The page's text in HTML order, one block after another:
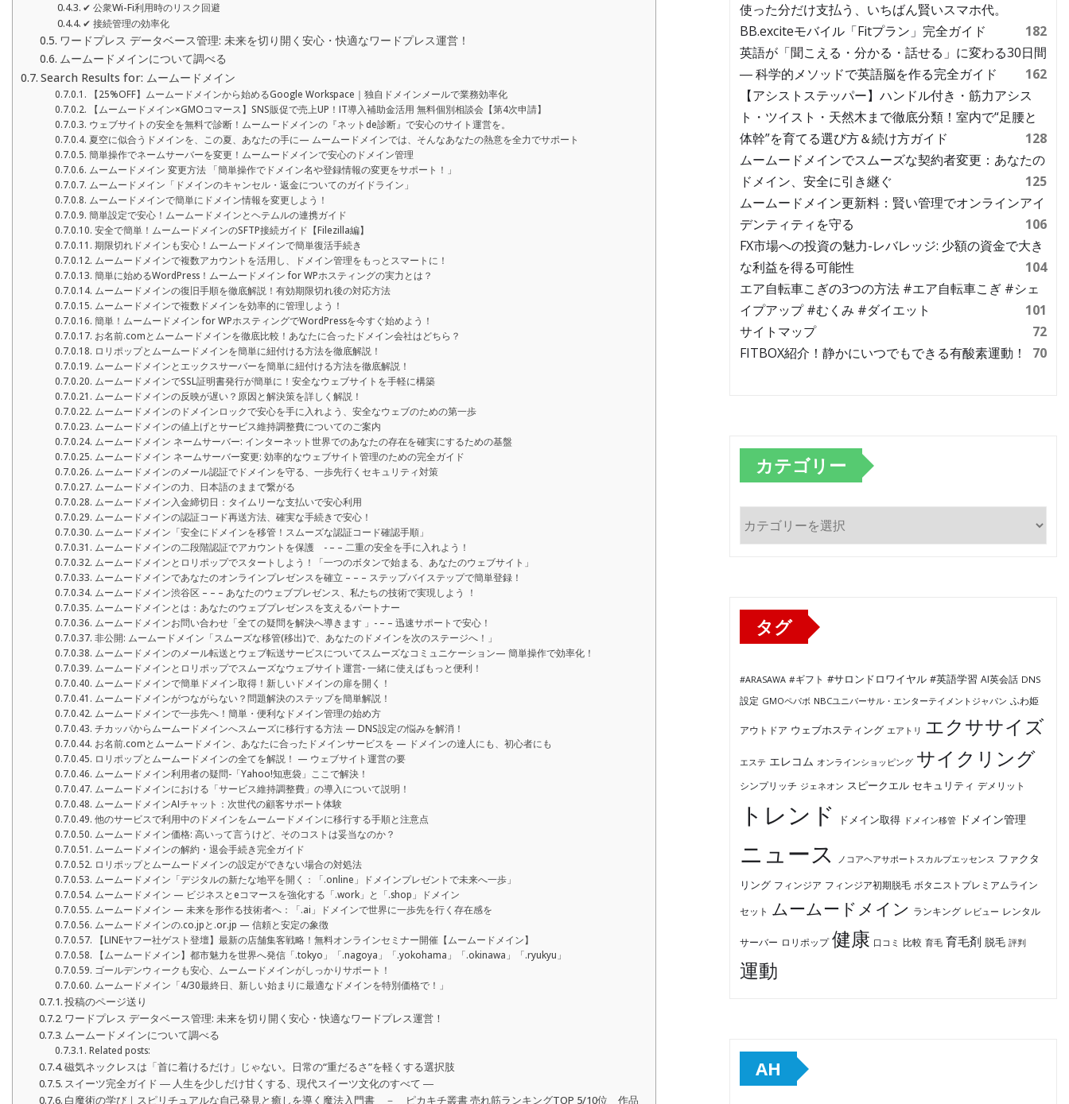
✔ 公衆Wi-Fi利用時のリスク回避
✔ 接続管理の効率化
ワードプレス データベース管理: 未来を切り開く安心・快適なワードプレス運営！
ムームードメインについて調べる
Search Results for: ムームードメイン
【25%OFF】ムームードメインから始めるGoogle Workspace｜独自ドメインメールで業務効率化
【ムームードメイン×GMOコマース】SNS販促で売上UP！IT導入補助金活用 無料個別相談会【第4次申請】
ウェブサイトの安全を無料で診断！ムームードメインの『ネットde診断』で安心のサイト運営を。
夏空に似合うドメインを、この夏、あなたの手に— ムームードメインでは、そんなあなたの熱意を全力でサポート
簡単操作でネームサーバーを変更！ムームードメインで安心のドメイン管理
ムームードメイン 変更方法 「簡単操作でドメイン名や登録情報の変更をサポート！」
ムームードメイン「ドメインのキャンセル・返金についてのガイドライン」
ムームードメインで簡単にドメイン情報を変更しよう！
簡単設定で安心！ムームードメインとヘテムルの連携ガイド
安全で簡単！ムームードメインのSFTP接続ガイド【Filezilla編】
期限切れドメインも安心！ムームードメインで簡単復活手続き
ムームードメインで複数アカウントを活用し、ドメイン管理をもっとスマートに！
簡単に始めるWordPress！ムームードメイン for WPホスティングの実力とは？
ムームードメインの復旧手順を徹底解説！有効期限切れ後の対応方法
ムームードメインで複数ドメインを効率的に管理しよう！
簡単！ムームードメイン for WPホスティングでWordPressを今すぐ始めよう！
お名前.comとムームードメインを徹底比較！あなたに合ったドメイン会社はどちら？
ロリポップとムームードメインを簡単に紐付ける方法を徹底解説！
ムームードメインとエックスサーバーを簡単に紐付ける方法を徹底解説！
ムームードメインでSSL証明書発行が簡単に！安全なウェブサイトを手軽に構築
ムームードメインの反映が遅い？原因と解決策を詳しく解説！
ムームードメインのドメインロックで安心を手に入れよう、安全なウェブのための第一歩
ムームードメインの値上げとサービス維持調整費についてのご案内
ムームードメイン ネームサーバー: インターネット世界でのあなたの存在を確実にするための基盤
ムームードメイン ネームサーバー変更: 効率的なウェブサイト管理のための完全ガイド
ムームードメインのメール認証でドメインを守る、一歩先行くセキュリティ対策
ムームードメインの力、日本語のままで繋がる
ムームードメイン入金締切日：タイムリーな支払いで安心利用
ムームードメインの認証コード再送方法、確実な手続きで安心！
ムームードメイン「安全にドメインを移管！スムーズな認証コード確認手順」
ムームードメインの二段階認証でアカウントを保護 - – – 二重の安全を手に入れよう！
ムームードメインとロリポップでスタートしよう！「一つのボタンで始まる、あなたのウェブサイト」
ムームードメインであなたのオンラインプレゼンスを確立 – – – ステップバイステップで簡単登録！
ムームードメイン渋谷区 – – – あなたのウェブプレゼンス、私たちの技術で実現しよう ！
ムームードメインとは：あなたのウェブプレゼンスを支えるパートナー
ムームードメインお問い合わせ「全ての疑問を解決へ導きます 」- – – 迅速サポートで安心！
非公開: ムームードメイン「スムーズな移管(移出)で、あなたのドメインを次のステージへ！」
ムームードメインのメール転送とウェブ転送サービスについてスムーズなコミュニケーション— 簡単操作で効率化！
ムームードメインとロリポップでスムーズなウェブサイト運営- 一緒に使えばもっと便利！
ムームードメインで簡単ドメイン取得！新しいドメインの扉を開く！
ムームードメインがつながらない？問題解決のステップを簡単解説！
ムームードメインで一歩先へ！簡単・便利なドメイン管理の始め方
チカッパからムームードメインへスムーズに移行する方法 — DNS設定の悩みを解消！
お名前.comとムームードメイン、あなたに合ったドメインサービスを — ドメインの達人にも、初心者にも
ロリポップとムームードメインの全てを解説！ — ウェブサイト運営の要
ムームードメイン利用者の疑問-「Yahoo!知恵袋」ここで解決！
ムームードメインにおける「サービス維持調整費」の導入について説明！
ムームードメインAIチャット：次世代の顧客サポート体験
他のサービスで利用中のドメインをムームードメインに移行する手順と注意点
ムームードメイン価格: 高いって言うけど、そのコストは妥当なのか？
ムームードメインの解約・退会手続き完全ガイド
ロリポップとムームードメインの設定ができない場合の対処法
ムームードメイン「デジタルの新たな地平を開く：「.online」ドメインプレゼントで未来へ一歩」
ムームードメイン — ビジネスとeコマースを強化する「.work」と「.shop」ドメイン
ムームードメイン — 未来を形作る技術者へ：「.ai」ドメインで世界に一歩先を行く存在感を
ムームードメインの.co.jpと.or.jp — 信頼と安定の象徴
【LINEヤフー社ゲスト登壇】最新の店舗集客戦略！無料オンラインセミナー開催【ムームードメイン】
【ムームードメイン】都市魅力を世界へ発信「.tokyo」「.nagoya」「.yokohama」「.okinawa」「.ryukyu」
ゴールデンウィークも安心、ムームードメインがしっかりサポート！
ムームードメイン「4/30最終日、新しい始まりに最適なドメインを特別価格で！」
投稿のページ送り
ワードプレス データベース管理: 未来を切り開く安心・快適なワードプレス運営！
ムームードメインについて調べる
Related posts:
磁気ネックレスは「首に着けるだけ」じゃない。日常の“重だるさ”を軽くする選択肢
スイーツ完全ガイド ― 人生を少しだけ甘くする、現代スイーツ文化のすべて ―
白魔術の学び｜スピリチュアルな自己発見と癒しを導く魔法入門書 － ピカキチ叢書 売れ筋ランキングTOP 5/10位 作品
使った分だけ支払う、いちばん賢いスマホ代。
BB.exciteモバイル「Fitプラン」完全ガイド
182
英語が「聞こえる・分かる・話せる」に変わる30日間
― 科学的メソッドで英語脳を作る完全ガイド
162
【アシストステッパー】ハンドル付き・筋力アシス
ト・ツイスト・天然木まで徹底分類！室内で“足腰と
体幹”を育てる選び方＆続け方ガイド
128
ムームードメインでスムーズな契約者変更：あなたの
ドメイン、安全に引き継ぐ
125
ムームードメイン更新料：賢い管理でオンラインアイ
デンティティを守る
106
FX市場への投資の魅力-レバレッジ: 少額の資金で大き
な利益を得る可能性
104
エア自転車こぎの3つの方法 #エア自転車こぎ #シェ
イプアップ #むくみ #ダイエット
101
サイトマップ
72
FITBOX紹介！静かにいつでもできる有酸素運動！
70
カテゴリー
テ
タグ
#ARASAWA #ギフト #サロンドロワイヤル #英語学習 AI英会話 DNS
設定 GMOペパボ NBCユニバーサル・エンターテイメントジャパン ふわ姫
アウトドア ウェブホスティング エアトリ エクササイズ
エステ エレコム オンラインショッピング サイクリング
シンプリッチ ジェネオン スピークエル セキュリティ デメリット
トレンド ドメイン取得 ドメイン移管 ドメイン管理
ニュース ノコアヘアサポートスカルプエッセンス ファクタ
リング フィンジア フィンジア初期脱毛 ボタニストプレミアムライン
セット ムームードメイン ランキング レビュー レンタル
サーバー ロリポップ 健康 口コミ 比較 育毛 育毛剤 脱毛 評判
運動
AH